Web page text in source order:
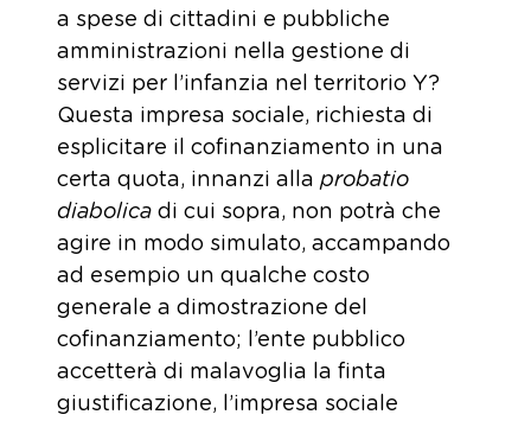
a spese di cittadini e pubbliche
amministrazioni nella gestione di
servizi per l’infanzia nel territorio Y?
Questa impresa sociale, richiesta di
esplicitare il cofinanziamento in una
certa quota, innanzi alla probatio
diabolica di cui sopra, non potrà che
agire in modo simulato, accampando
ad esempio un qualche costo
generale a dimostrazione del
cofinanziamento; l’ente pubblico
accetterà di malavoglia la finta
giustificazione, l’impresa sociale